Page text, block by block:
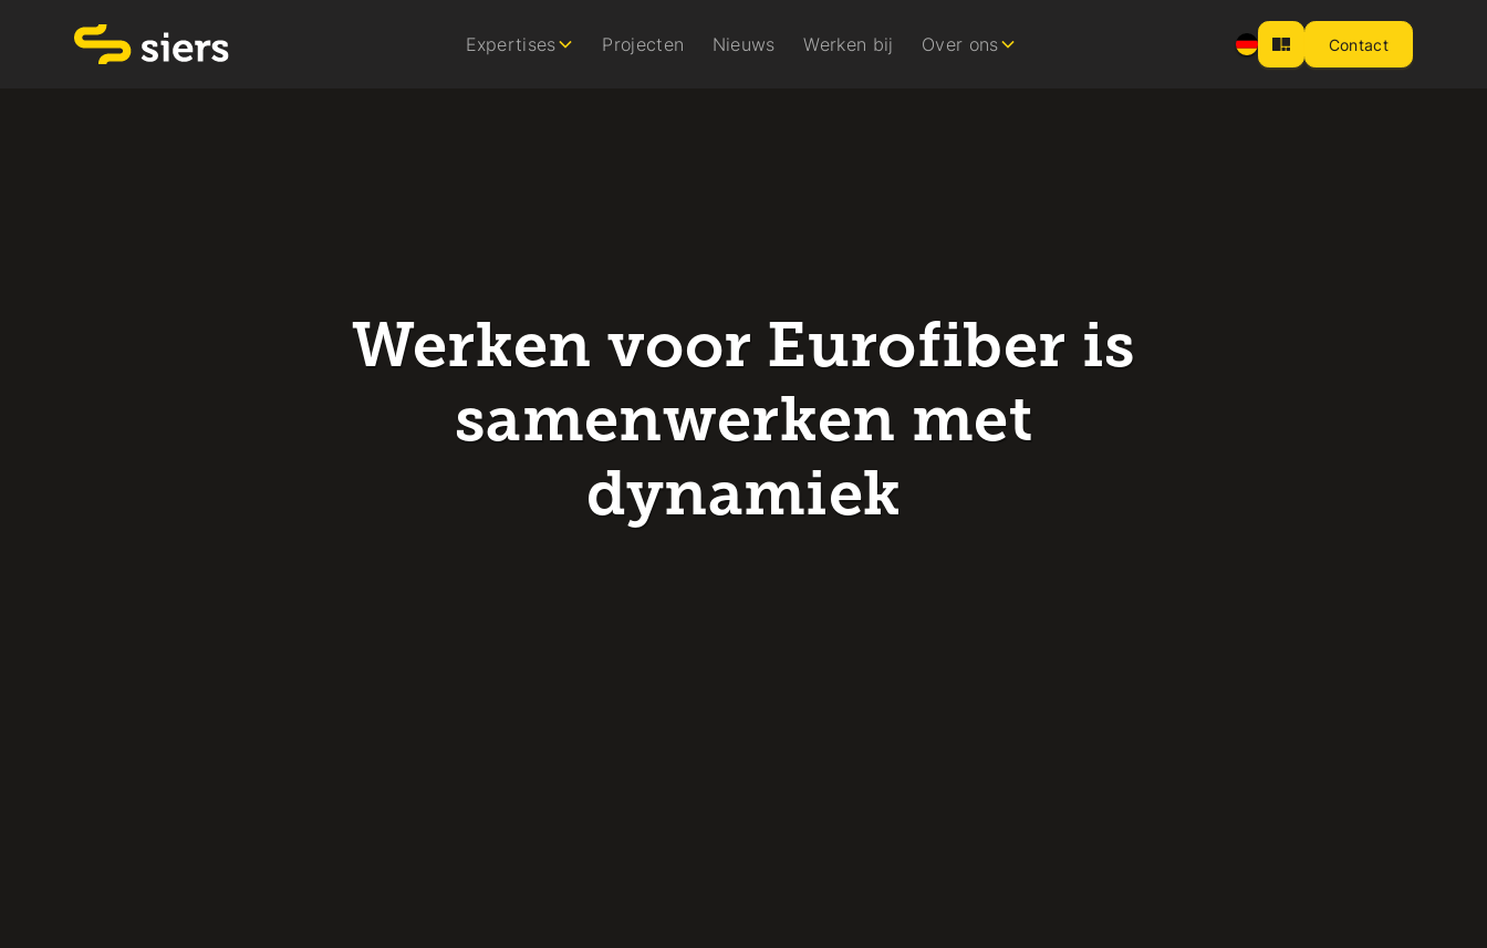
Expertises Projecten Nieuws Werken bij Over ons Contact
Werken voor Eurofiber is
samenwerken met
dynamiek